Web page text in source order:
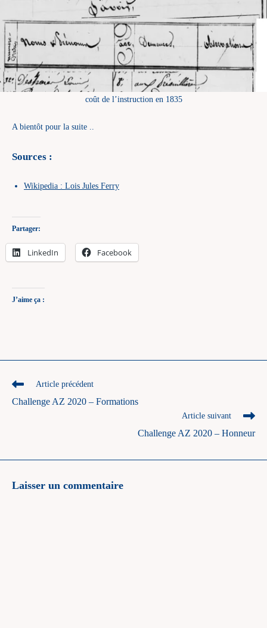
coût de l’instruction en 1835
A bientôt pour la suite ..
Sources :
Wikipedia : Lois Jules Ferry
Partager:
LinkedIn Facebook
J’aime ça :
Read
articles
Article précédent
Challenge AZ 2020 – Formations
Article suivant
Challenge AZ 2020 – Honneur
Laisser un commentaire